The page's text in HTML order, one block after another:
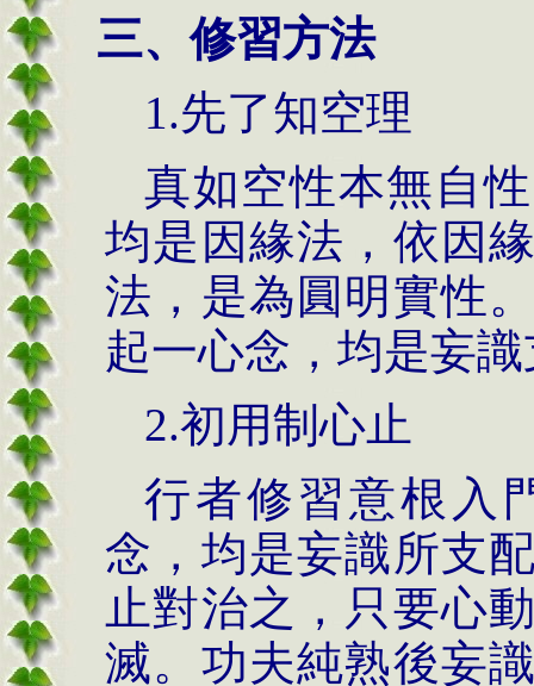
三、修習方法
1.先了知空理
真如空性本無自
均是因緣法，依因
法，是為圓明實性
起一心念，均是妄
2.初用制心止
行者修習意根入
念，均是妄識所支
止對治之，只要心
滅。功夫純熟後妄